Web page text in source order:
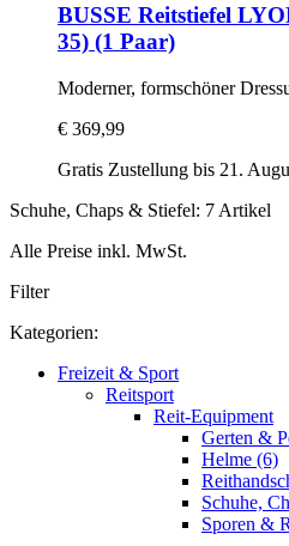
BUSSE Reitstiefel
35) (1 Paar)
Moderner, formschöner
€ 369,99
Gratis Zustellung bis 21.
Schuhe, Chaps & Stiefel: 7 Artikel
Alle Preise inkl. MwSt.
Filter
Kategorien:
Freizeit & Sport
Reitsport
Reit-Equipment
Gerten &
Helme (6)
Schuhe,
Sporen &